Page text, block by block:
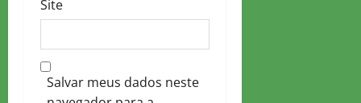
Site
Salvar meus dados neste